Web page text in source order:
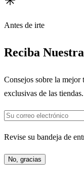
Antes de irte
Reciba
Consejos sobre la
exclusivas de las
Revise su bandeja de
No, gracias